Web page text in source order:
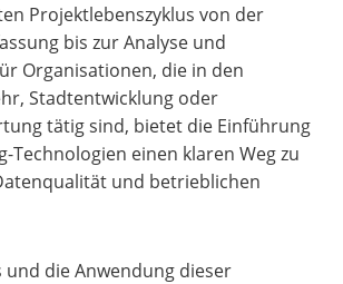
Projektlebenszyklus von der
bis zur Analyse und
Organisationen, die in den
Stadtentwicklung oder
tätig sind, bietet die Einführung
Technologien einen klaren Weg zu
und betrieblichen
und die Anwendung dieser